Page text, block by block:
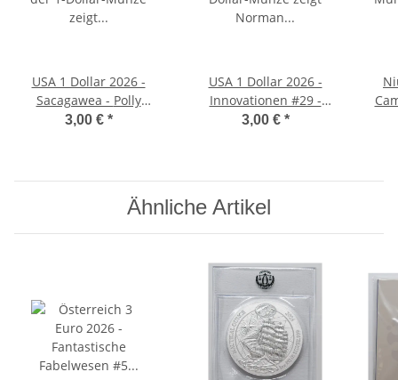
USA 1 Dollar 2026 -
Sacagawea - Polly
Cooper - D - unc.
3,00 € *
USA 1 Dollar 2026 -
Innovationen #29 -
Norman Borlaug - Iowa -
3,00 € *
Ähnliche Artikel